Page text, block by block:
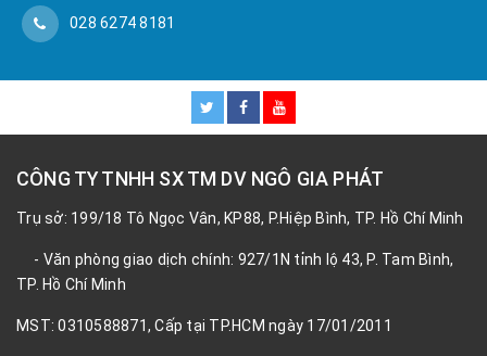
028 6274 8181
CÔNG TY TNHH SX TM DV NGÔ GIA PHÁT
Trụ sở: 199/18 Tô Ngọc Vân, KP88, P.Hiệp Bình, TP. Hồ Chí Minh
- Văn phòng giao dịch chính: 927/1N tỉnh lộ 43, P. Tam Bình,
TP. Hồ Chí Minh
MST: 0310588871, Cấp tại TP.HCM ngày 17/01/2011